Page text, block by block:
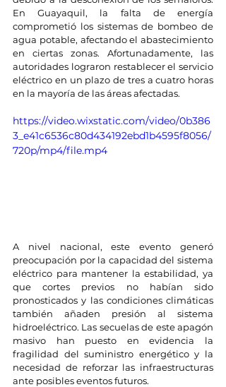
En Guayaquil, la falta de energía
comprometió los sistemas de bombeo de
agua potable, afectando el abastecimiento
en ciertas zonas. Afortunadamente, las
autoridades lograron restablecer el servicio
eléctrico en un plazo de tres a cuatro horas
en la mayoría de las áreas afectadas.
https://video.wixstatic.com/video/0b386
3_e41c6536c80d434192ebd1b4595f8056/
720p/mp4/file.mp4
A nivel nacional, este evento generó
preocupación por la capacidad del sistema
eléctrico para mantener la estabilidad, ya
que cortes previos no habían sido
pronosticados y las condiciones climáticas
también añaden presión al sistema
hidroeléctrico. Las secuelas de este apagón
masivo han puesto en evidencia la
fragilidad del suministro energético y la
necesidad de reforzar las infraestructuras
ante posibles eventos futuros​.